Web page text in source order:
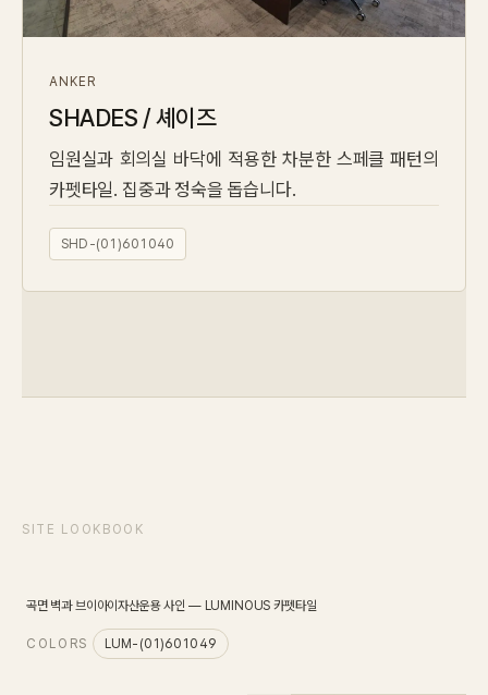
ANKER
SHADES / 셰이즈
임원실과 회의실 바닥에 적용한 차분한 스페클 패턴의
카펫타일. 집중과 정숙을 돕습니다.
SHD-(01)601040
SITE LOOKBOOK
곡면 벽과 브이아이자산운용 사인 — LUMINOUS 카펫타일
COLORS LUM-(01)601049